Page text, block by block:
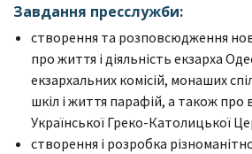
Завдання пресслужби:
створення та розповсюдження
про життя і діяльність екзарха
екзархальних комісій, монаших
шкіл і життя парафій, а також про
Української Греко-Католицької
створення і розробка